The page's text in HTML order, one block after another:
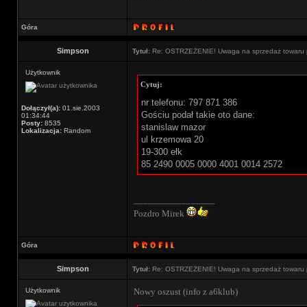
Góra
Simpson Tytuł: Re: OSTRZEŻENIE! Uwaga na sprzedaż towaru
Użytkownik
Dołączył(a): 01.sie.2003
01:34:44
Posty: 8535
Lokalizacja: Random
Cytuj:
nr telefonu: 797 871 386
Gościu podał takie oto dane:
stanislaw mazor
ul krzemowa 20
19-300 ełk
85 2490 0005 0000 4001 0014 2572
Pozdro Mirek
Góra
Simpson Tytuł: Re: OSTRZEŻENIE! Uwaga na sprzedaż towaru
Użytkownik Nowy oszust (info z a6klub)